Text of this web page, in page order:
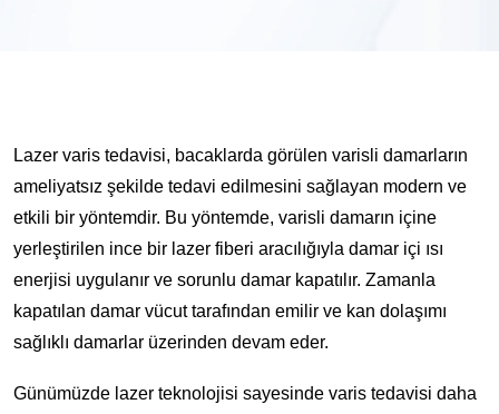
Lazer varis tedavisi, bacaklarda görülen varisli damarların
ameliyatsız şekilde tedavi edilmesini sağlayan modern ve
etkili bir yöntemdir. Bu yöntemde, varisli damarın içine
yerleştirilen ince bir lazer fiberi aracılığıyla damar içi ısı
enerjisi uygulanır ve sorunlu damar kapatılır. Zamanla
kapatılan damar vücut tarafından emilir ve kan dolaşımı
sağlıklı damarlar üzerinden devam eder.
Günümüzde lazer teknolojisi sayesinde varis tedavisi daha